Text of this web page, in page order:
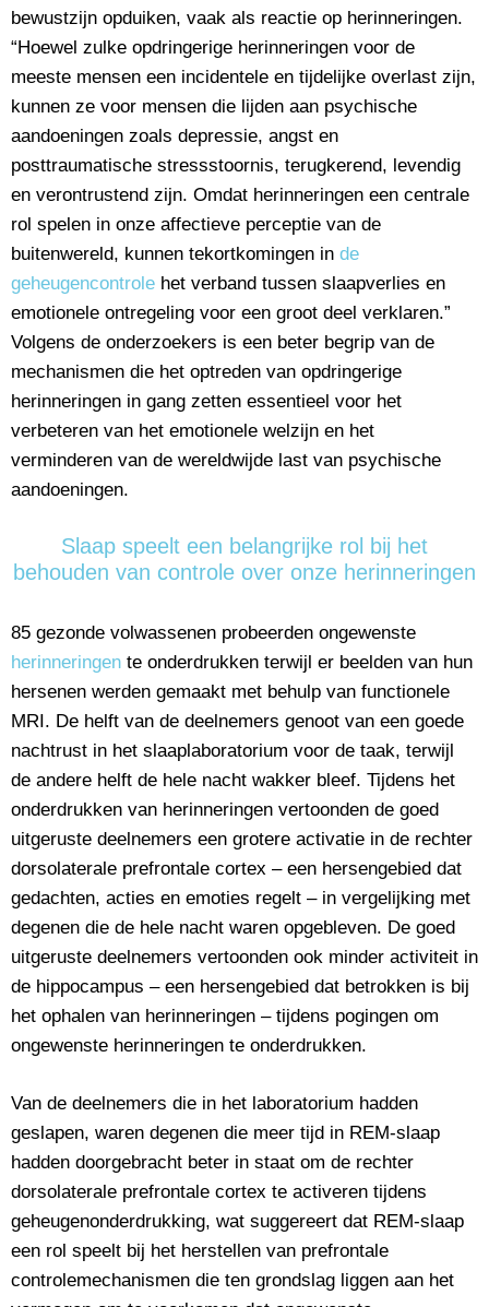
bewustzijn opduiken, vaak als reactie op herinneringen.
“Hoewel zulke opdringerige herinneringen voor de
meeste mensen een incidentele en tijdelijke overlast zijn,
kunnen ze voor mensen die lijden aan psychische
aandoeningen zoals depressie, angst en
posttraumatische stressstoornis, terugkerend, levendig
en verontrustend zijn. Omdat herinneringen een centrale
rol spelen in onze affectieve perceptie van de
buitenwereld, kunnen tekortkomingen in de
geheugencontrole het verband tussen slaapverlies en
emotionele ontregeling voor een groot deel verklaren.”
Volgens de onderzoekers is een beter begrip van de
mechanismen die het optreden van opdringerige
herinneringen in gang zetten essentieel voor het
verbeteren van het emotionele welzijn en het
verminderen van de wereldwijde last van psychische
aandoeningen.
Slaap speelt een belangrijke rol bij het
behouden van controle over onze herinneringen
85 gezonde volwassenen probeerden ongewenste
herinneringen te onderdrukken terwijl er beelden van hun
hersenen werden gemaakt met behulp van functionele
MRI. De helft van de deelnemers genoot van een goede
nachtrust in het slaaplaboratorium voor de taak, terwijl
de andere helft de hele nacht wakker bleef. Tijdens het
onderdrukken van herinneringen vertoonden de goed
uitgeruste deelnemers een grotere activatie in de rechter
dorsolaterale prefrontale cortex – een hersengebied dat
gedachten, acties en emoties regelt – in vergelijking met
degenen die de hele nacht waren opgebleven. De goed
uitgeruste deelnemers vertoonden ook minder activiteit in
de hippocampus – een hersengebied dat betrokken is bij
het ophalen van herinneringen – tijdens pogingen om
ongewenste herinneringen te onderdrukken.
Van de deelnemers die in het laboratorium hadden
geslapen, waren degenen die meer tijd in REM-slaap
hadden doorgebracht beter in staat om de rechter
dorsolaterale prefrontale cortex te activeren tijdens
geheugenonderdrukking, wat suggereert dat REM-slaap
een rol speelt bij het herstellen van prefrontale
controlemechanismen die ten grondslag liggen aan het